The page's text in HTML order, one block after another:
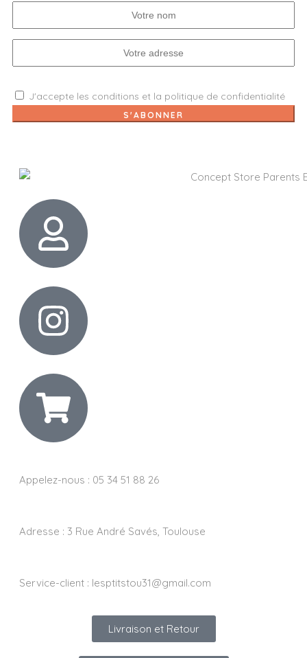
J'accepte les conditions et la politique de confidentialité
Appelez-nous : 05 34 51 88 26
Adresse : 3 Rue André Savés, Toulouse
Service-client : lesptitstou31@gmail.com
Livraison et Retour